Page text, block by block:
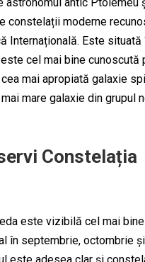
constelații moderne
Internațională. Este situată
cel mai bine cunoscută
mai apropiată galaxie
mare galaxie din grupul
Constelația
este vizibilă cel mai
în septembrie, octombrie și
este adesea clar și